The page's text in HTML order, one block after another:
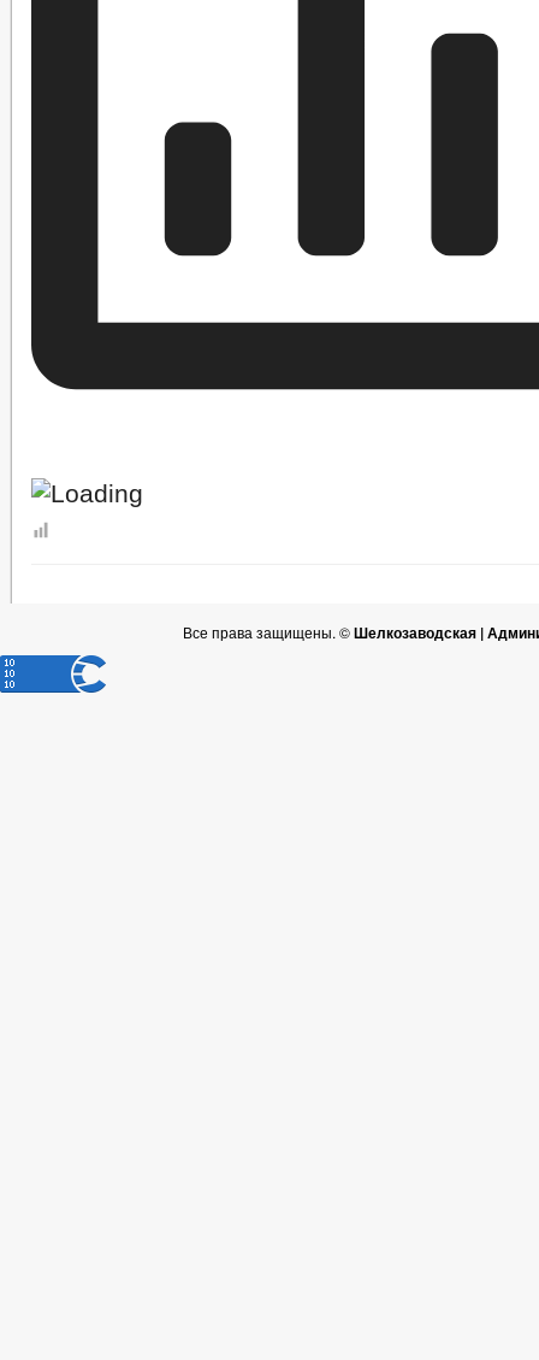
Все права защищены. ©Шелкозаводская |